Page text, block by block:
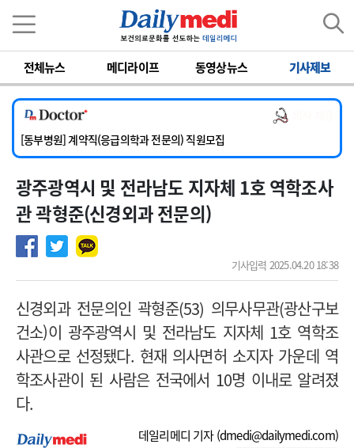
전체뉴스 메디라이프 동영상뉴스 기사제보
[서울아산병원] 2026년 하반기 인턴 모집
[영남대학교의료원] 마취통증의학과 임기제 임상의사 채용
[충남대학교병원] 소아청소년과(소아응급전담) 계약직 의사 공개채용
[동부병원] 계약직(응급의학과 전문의) 직원모집
[이대목동병원] 하반기 전공의(레지던트1년차) 모집
[서울아산병원] 2026년 하반기 인턴 모집
[영남대학교의료원] 마취통증의학과 임기제 임상의사 채용
광주광역시 및 전라남도 지자체 1호 역학조사
관 곽형준(신경외과 전문의)
기사입력 2025.04.20 18:38
신경외과 전문의인 곽형준(53) 의무사무관(광산구보
건소)이 광주광역시 및 전라남도 지자체 1호 역학조
사관으로 선정됐다. 현재 의사면허 소지자 가운데 역
학조사관이 된 사람은 전국에서 10명 이내로 알려졌
다.
데일리메디 기자 (dmedi@dailymedi.com)